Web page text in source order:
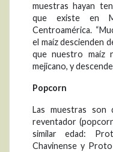
muestras hayan
que existe en
Centroamérica.
el maíz descienden
que nuestro maíz
mejicano, y
Popcorn
Las muestras
reventador
similar edad:
Chavinense y